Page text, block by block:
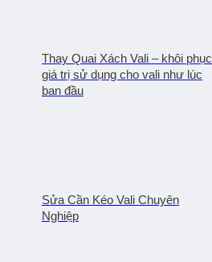
Thay Quai Xách Vali – khôi phục
giá trị sử dụng cho vali như lúc
ban đầu
Sửa Cần Kéo Vali Chuyên
Nghiệp